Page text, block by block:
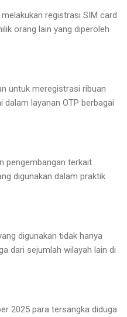
registrasi SIM card
orang lain yang diperoleh
untuk meregistrasi ribuan
dalam layanan OTP berbagai
pengembangan terkait
digunakan dalam praktik
digunakan tidak hanya
dari sejumlah wilayah lain di
2025 para tersangka diduga